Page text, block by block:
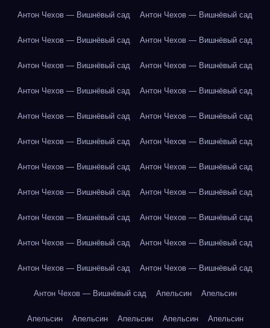
Антон Чехов — Вишнёвый сад Антон Чехов — Вишнёвый сад
Антон Чехов — Вишнёвый сад Антон Чехов — Вишнёвый сад
Антон Чехов — Вишнёвый сад Антон Чехов — Вишнёвый сад
Антон Чехов — Вишнёвый сад Антон Чехов — Вишнёвый сад
Антон Чехов — Вишнёвый сад Антон Чехов — Вишнёвый сад
Антон Чехов — Вишнёвый сад Антон Чехов — Вишнёвый сад
Антон Чехов — Вишнёвый сад Антон Чехов — Вишнёвый сад
Антон Чехов — Вишнёвый сад Антон Чехов — Вишнёвый сад
Антон Чехов — Вишнёвый сад Антон Чехов — Вишнёвый сад
Антон Чехов — Вишнёвый сад Антон Чехов — Вишнёвый сад
Антон Чехов — Вишнёвый сад Антон Чехов — Вишнёвый сад
Антон Чехов — Вишнёвый сад Апельсин Апельсин
Апельсин Апельсин Апельсин Апельсин Апельсин